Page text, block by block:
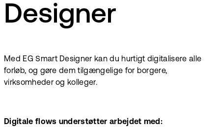
Designer
Med EG Smart Designer kan du hurtigt digitalisere alle
forløb, og gøre dem tilgængelige for borgere,
virksomheder og kolleger.
Digitale flows understøtter arbejdet med: